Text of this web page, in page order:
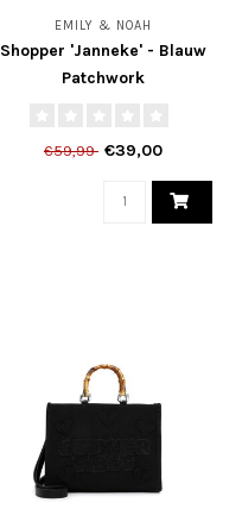
EMILY & NOAH
Shopper 'Janneke' - Blauw
Patchwork
€59,99 €39,00